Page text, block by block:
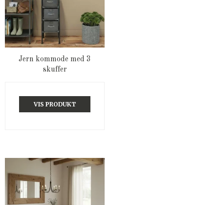
Jern kommode med 3
skuffer
VIS PRODUKT